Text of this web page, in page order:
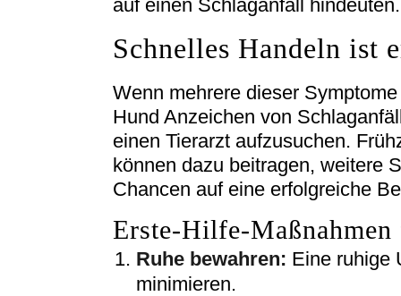
auf einen Schlaganfall hindeuten.
Schnelles Handeln ist
Wenn mehrere dieser
Hund Anzeichen von
einen Tierarzt aufzusuchen.
können dazu beitragen, weitere
Chancen auf eine erfolgreiche
Erste-Hilfe-
Ruhe bewahren: Eine ruhige
minimieren.